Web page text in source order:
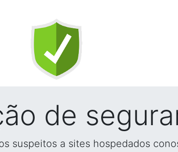
de
suspeitos a sites hospedados